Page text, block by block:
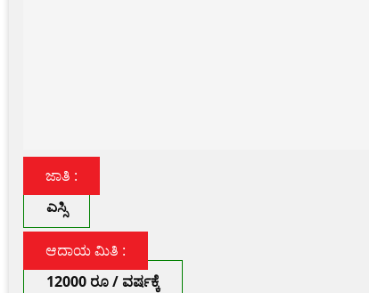
ಜಾತಿ :
ಎಸ್ಸಿ
ಆದಾಯ ಮಿತಿ :
12000 ರೂ / ವರ್ಷಕ್ಕೆ